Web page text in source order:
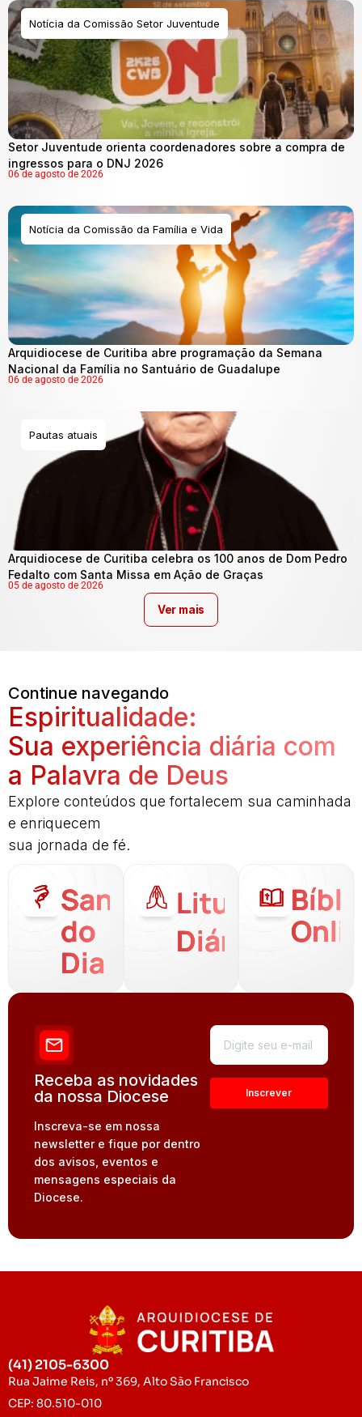
Notícia da Comissão Setor Juventude
Setor Juventude orienta coordenadores sobre a compra de
ingressos para o DNJ 2026
06 de agosto de 2026
Notícia da Comissão da Família e Vida
Arquidiocese de Curitiba abre programação da Semana
Nacional da Família no Santuário de Guadalupe
06 de agosto de 2026
Pautas atuais
Arquidiocese de Curitiba celebra os 100 anos de Dom Pedro
Fedalto com Santa Missa em Ação de Graças
05 de agosto de 2026
Ver mais
Continue navegando
Espiritualidade:
Sua experiência diária com
a Palavra de Deus
Explore conteúdos que fortalecem sua caminhada
e enriquecem
sua jornada de fé.
Santo
do
Dia
Liturgia
Diária
Receba as novidades
da nossa Diocese
Inscreva-se em nossa
newsletter e fique por dentro
dos avisos, eventos e
mensagens especiais da
Diocese.
(41) 2105-6300
Rua Jaime Reis, nº 369, Alto São Francisco
CEP: 80.510-010